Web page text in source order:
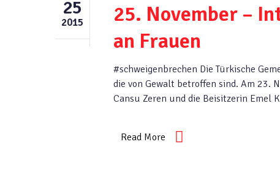
25
2015
25. November –
an Frauen
#schweigenbrechen Die Türkische
die von Gewalt betroffen sind. Am 23.
Cansu Zeren und die Beisitzerin Emel
Read More